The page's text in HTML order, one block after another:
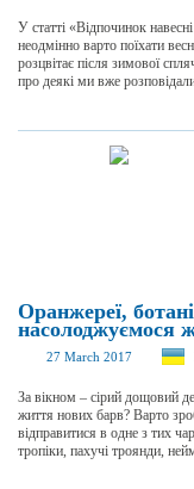
У статті «Відпочинок
неодмінно варто поїхати
розцвітає після зимової
про деякі ми вже
Оранжереї,
насолоджуємося
27 March 2017
За вікном – сірий дощовий
життя нових барв? Варто
відправитися в одне з тих
тропіки, пахучі троянди,